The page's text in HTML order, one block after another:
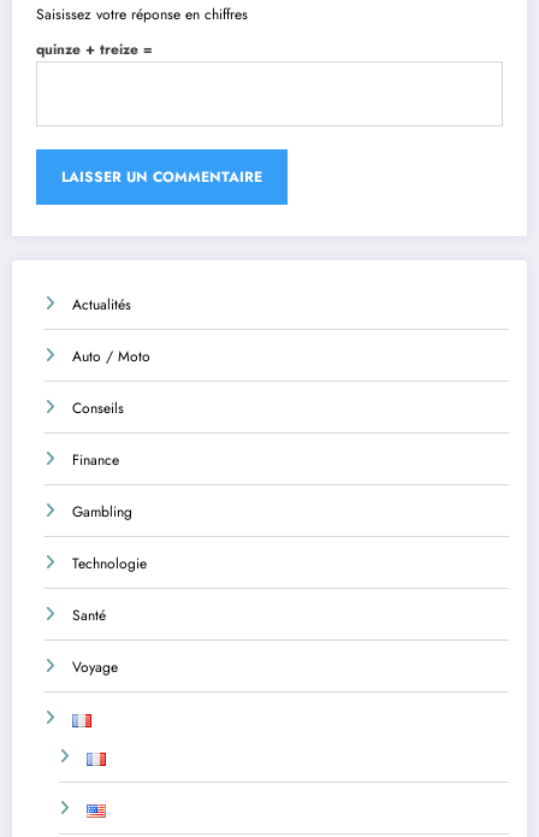
Saisissez votre réponse en chiffres
quinze + treize =
Actualités
Auto / Moto
Conseils
Finance
Gambling
Technologie
Santé
Voyage